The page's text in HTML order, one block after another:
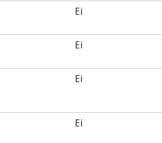
Ei
Ei
Ei
Ei